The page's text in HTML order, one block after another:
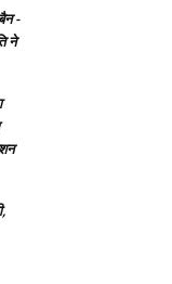
-
ने